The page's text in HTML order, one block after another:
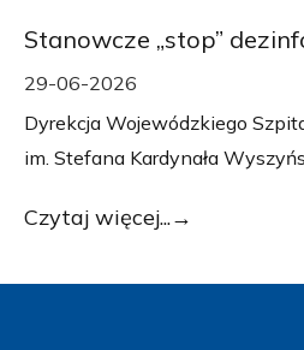
Stanowcze „stop”
29-06-2026
Dyrekcja Wojewódzkiego
im. Stefana Kardynała
Czytaj więcej...